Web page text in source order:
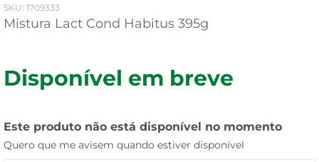
: 1709333
Mistura Lact Cond Habitus 395g
Disponível em breve
Este produto não está disponível no momento
Quero que me avisem quando estiver disponível